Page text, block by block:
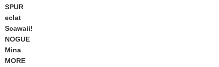
SPUR
eclat
Scawaii!
NOGUE
Mina
MORE